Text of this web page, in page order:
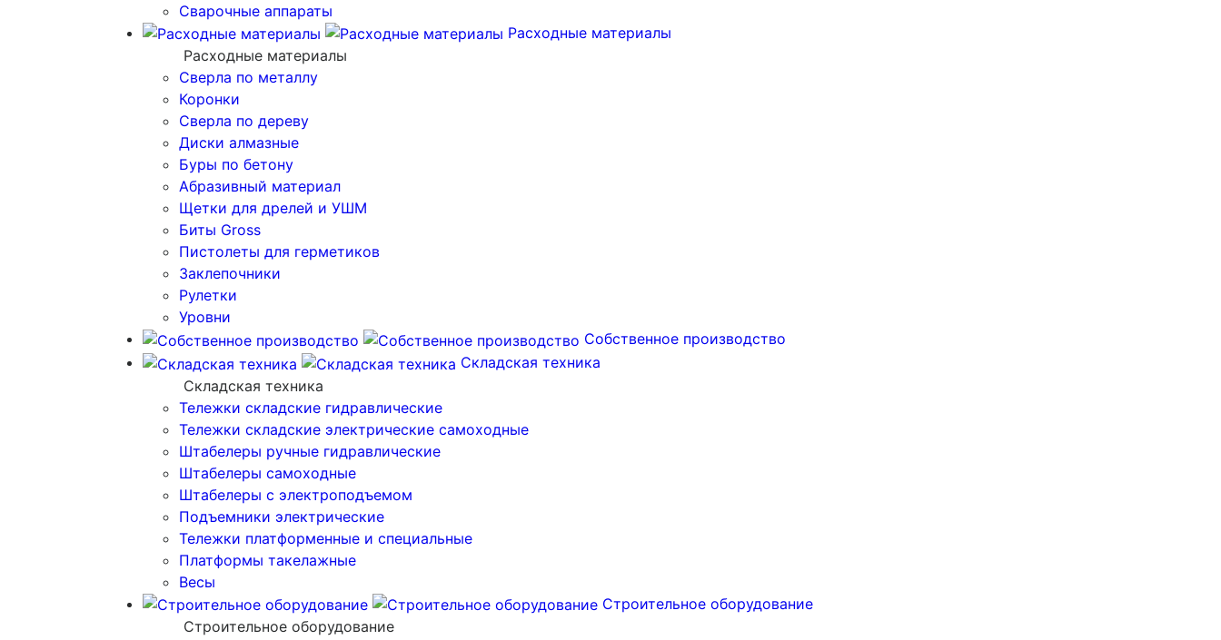
Сварочные аппараты
Расходные материалы
Расходные материалы
Сверла по металлу
Коронки
Сверла по дереву
Диски алмазные
Буры по бетону
Абразивный материал
Щетки для дрелей и УШМ
Биты Gross
Пистолеты для герметиков
Заклепочники
Рулетки
Уровни
Собственное производство
Складская техника
Складская техника
Тележки складские гидравлические
Тележки складские электрические самоходные
Штабелеры ручные гидравлические
Штабелеры самоходные
Штабелеры с электроподъемом
Подъемники электрические
Тележки платформенные и специальные
Платформы такелажные
Весы
Строительное оборудование
Строительное оборудование